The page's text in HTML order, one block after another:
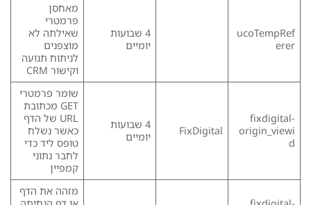
ucoTempRef
erer
4 שבועות
יומיים
מאחסן
פרמטרי
שאילתה לא
מוצפנים
לניתוח תנועה
וקישור CRM
fixdigital-
origin_viewi
d
FixDigital
4 שבועות
יומיים
שומר פרמטרי
GET מכתובת
URL של הדף
כאשר נשלח
טופס ליד כדי
לחבר נתוני
קמפיין
מזהה את הדף